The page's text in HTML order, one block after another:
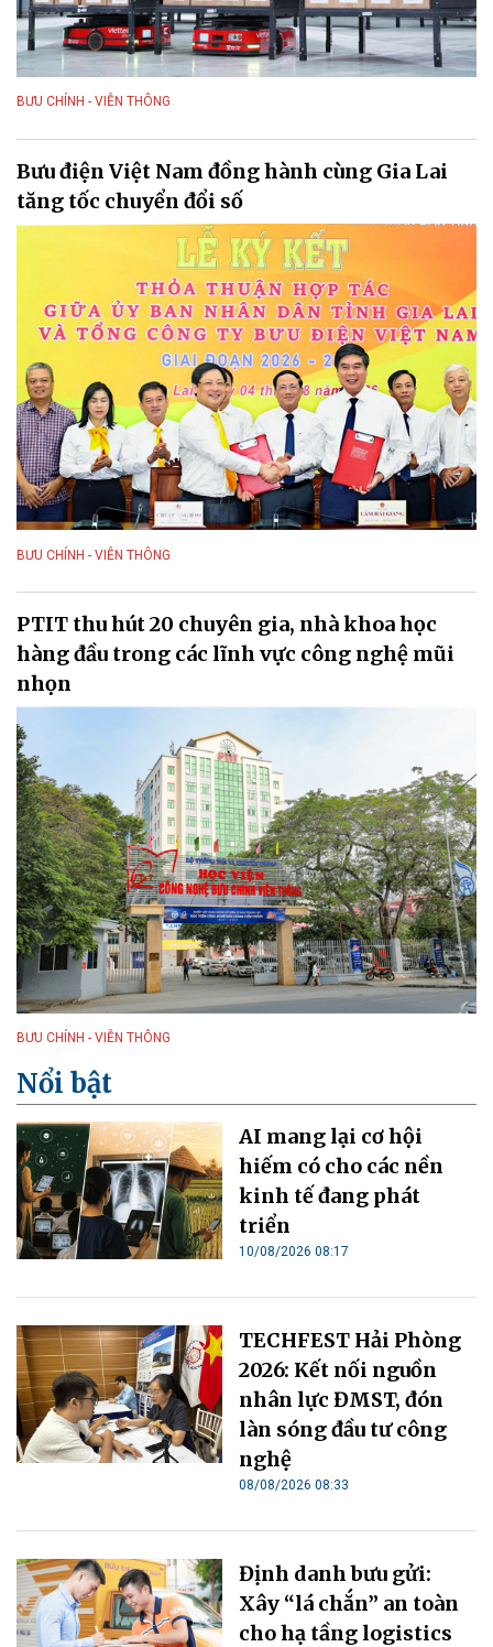
BƯU CHÍNH - VIỄN THÔNG
Bưu điện Việt Nam đồng hành cùng Gia Lai
tăng tốc chuyển đổi số
BƯU CHÍNH - VIỄN THÔNG
PTIT thu hút 20 chuyên gia, nhà khoa học
hàng đầu trong các lĩnh vực công nghệ mũi
nhọn
BƯU CHÍNH - VIỄN THÔNG
Nổi bật
AI mang lại cơ hội
hiếm có cho các nền
kinh tế đang phát
triển
10/08/2026 08:17
TECHFEST Hải Phòng
2026: Kết nối nguồn
nhân lực ĐMST, đón
làn sóng đầu tư công
nghệ
08/08/2026 08:33
Định danh bưu gửi:
Xây “lá chắn” an toàn
cho hạ tầng logistics